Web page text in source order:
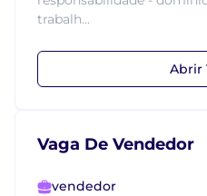
trabalh...
Abrir
Vaga De Vendedor
vendedor